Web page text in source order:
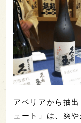
アベリアから抽
ュート」は、爽